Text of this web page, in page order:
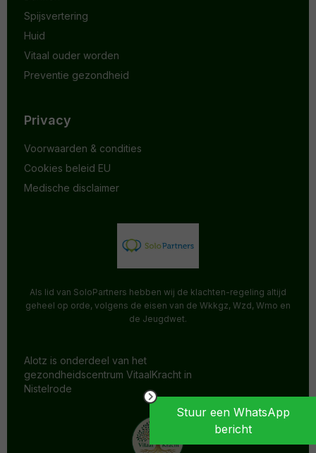
Spijsvertering
Huid
Vitaal ouder worden
Preventie gezondheid
Privacy
Voorwaarden & condities
Cookies beleid EU
Medische disclaimer
Als lid van SoloPartners hebben wij de klachten-regeling altijd
geheel op orde, volgens de eisen van de Wkkgz, Wzd, Wmo en
de Jeugdwet.
Alotz is onderdeel van het
gezondheidscentrum VitaalKracht in
Nistelrode
Stuur een WhatsApp
bericht